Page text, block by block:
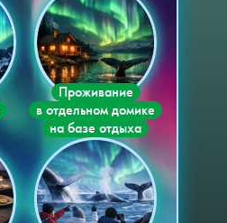
Проживание
в отдельном домике
на базе отдыха